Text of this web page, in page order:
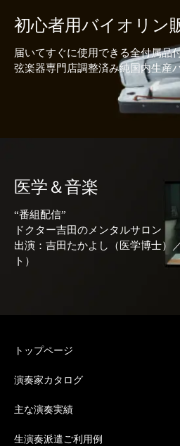
初心者用バイオリン
届いてすぐに使用できる全付属品
弦楽器専門店調整済み純国内生産
医学＆音楽
“番組配信”
ドクター吉田のメンタルサロン
出演：吉田たかよし（医学博士）
ト）
トップページ
演奏家カタログ
主な演奏実績
生演奏派遣ご利用例